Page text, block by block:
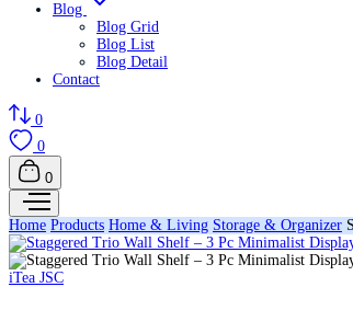
Blog
Blog Grid
Blog List
Blog Detail
Contact
0
0
0
Home Products Home & Living Storage & Organizer
iTea JSC